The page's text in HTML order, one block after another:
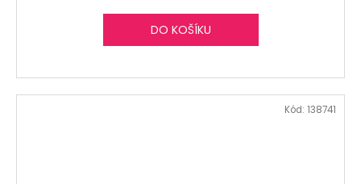
DO KOŠÍKU
Kód: 138741